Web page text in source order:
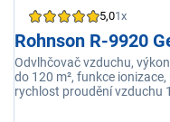
5,01x
Rohnson R-9920
Odvlhčovač vzduchu,
do 120 m², funkce
rychlost proudění vzduchu